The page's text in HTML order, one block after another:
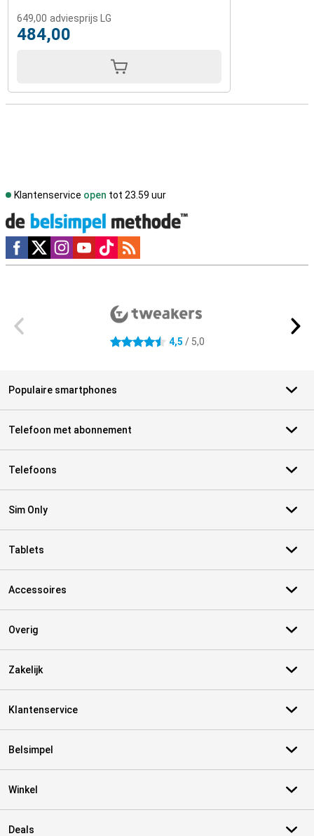
649,00 adviesprijs LG
484,00
Klantenservice open tot 23.59 uur
Social media
4.5 sterren 4,5 / 5,0
Populaire smartphones
Telefoon met abonnement
Telefoons
Sim Only
Tablets
Accessoires
Overig
Zakelijk
Klantenservice
Belsimpel
Winkel
Deals